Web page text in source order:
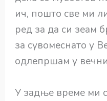
ич, пошто све ми
ред за да си зеам
за сувомеснато у
одлепршам у
У задње време ми